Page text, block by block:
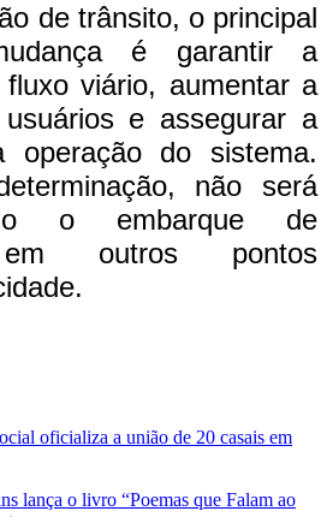
de trânsito, o principal
é garantir a
viário, aumentar a
e assegurar a
operação do sistema.
não será
o embarque de
em outros pontos
oficializa a união de 20 casais em
lança o livro “Poemas que Falam ao